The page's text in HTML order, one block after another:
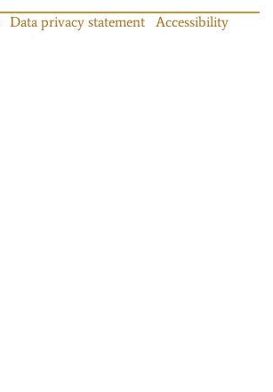
Data privacy statement
Accessibility